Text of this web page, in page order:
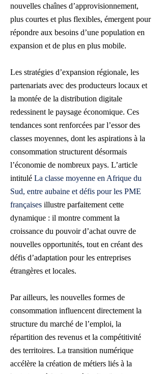
nouvelles chaînes d’approvisionnement,
plus courtes et plus flexibles, émergent pour
répondre aux besoins d’une population en
expansion et de plus en plus mobile.
Les stratégies d’expansion régionale, les
partenariats avec des producteurs locaux et
la montée de la distribution digitale
redessinent le paysage économique. Ces
tendances sont renforcées par l’essor des
classes moyennes, dont les aspirations à la
consommation structurent désormais
l’économie de nombreux pays. L’article
intitulé La classe moyenne en Afrique du
Sud, entre aubaine et défis pour les PME
françaises illustre parfaitement cette
dynamique : il montre comment la
croissance du pouvoir d’achat ouvre de
nouvelles opportunités, tout en créant des
défis d’adaptation pour les entreprises
étrangères et locales.
Par ailleurs, les nouvelles formes de
consommation influencent directement la
structure du marché de l’emploi, la
répartition des revenus et la compétitivité
des territoires. La transition numérique
accélère la création de métiers liés à la